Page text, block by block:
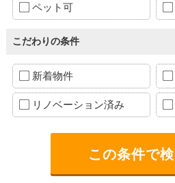
ペット可
こだわりの条件
新着物件
リノベーション済み